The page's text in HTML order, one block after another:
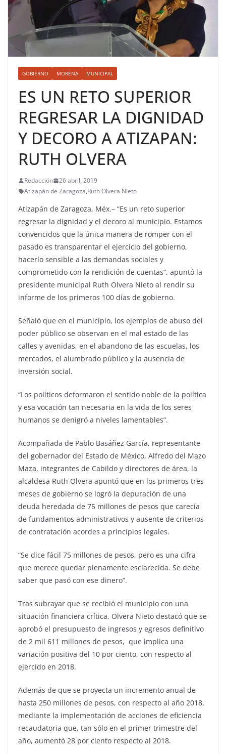
GOBIERNO MORENA MUNICIPAL
ES UN RETO SUPERIOR
REGRESAR LA DIGNIDAD
Y DECORO A ATIZAPAN:
RUTH OLVERA
Redacción
26 abril, 2019
Atizapán de Zaragoza,Ruth Olvera Nieto
Atizapán de Zaragoza, Méx.– “Es un reto superior
regresar la dignidad y el decoro al municipio. Estamos
convencidos que la única manera de romper con el
pasado es transparentar el ejercicio del gobierno,
hacerlo sensible a las demandas sociales y
comprometido con la rendición de cuentas”, apuntó la
presidente municipal Ruth Olvera Nieto al rendir su
informe de los primeros 100 días de gobierno.
Señaló que en el municipio, los ejemplos de abuso del
poder público se observan en el mal estado de las
calles y avenidas, en el abandono de las escuelas, los
mercados, el alumbrado público y la ausencia de
inversión social.
“Los políticos deformaron el sentido noble de la política
y esa vocación tan necesaria en la vida de los seres
humanos se denigró a niveles lamentables”.
Acompañada de Pablo Basáñez García, representante
del gobernador del Estado de México, Alfredo del Mazo
Maza, integrantes de Cabildo y directores de área, la
alcaldesa Ruth Olvera apuntó que en los primeros tres
meses de gobierno se logró la depuración de una
deuda heredada de 75 millones de pesos que carecía
de fundamentos administrativos y ausente de criterios
de contratación acordes a principios legales.
“Se dice fácil 75 millones de pesos, pero es una cifra
que merece quedar plenamente esclarecida. Se debe
saber que pasó con ese dinero”.
Tras subrayar que se recibió el municipio con una
situación financiera crítica, Olvera Nieto destacó que se
aprobó el presupuesto de ingresos y egresos definitivo
de 2 mil 611 millones de pesos, que implica una
variación positiva del 10 por ciento, con respecto al
ejercido en 2018.
Además de que se proyecta un incremento anual de
hasta 250 millones de pesos, con respecto al año 2018,
mediante la implementación de acciones de eficiencia
recaudatoria que, tan sólo en el primer trimestre del
año, aumentó 28 por ciento respecto al 2018.